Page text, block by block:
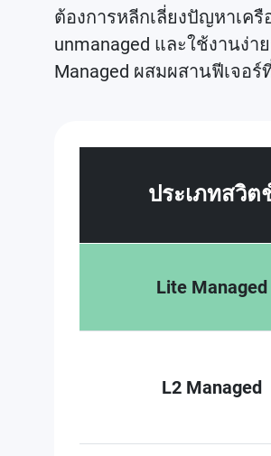
ต้องการหลีกเลี่ยงปัญหาเค
unmanaged และใช้งานง่
Managed ผสมผสานฟีเจอ
ประเภทสวิต
Lite Managed
L2 Managed